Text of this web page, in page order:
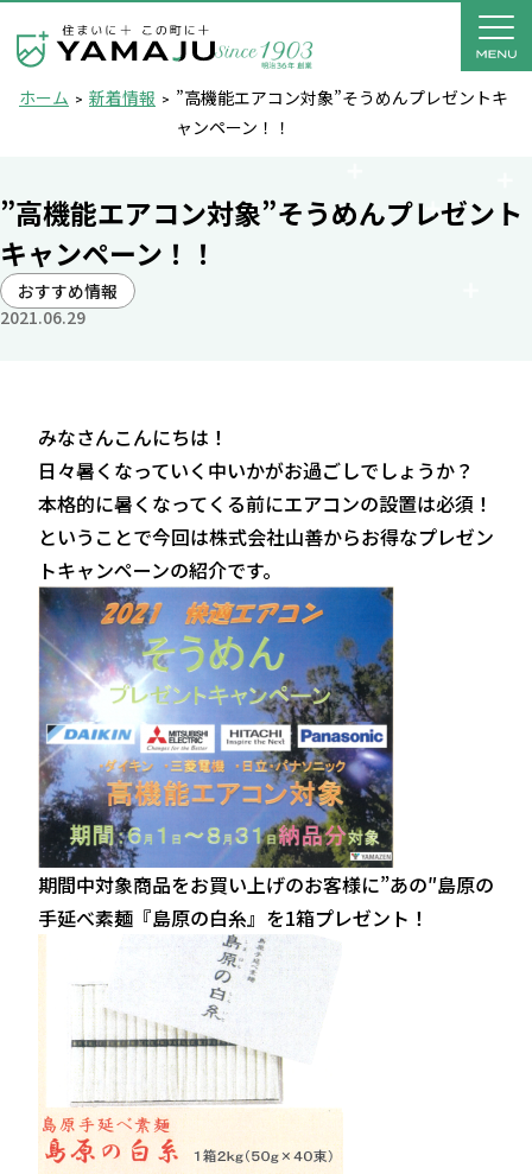
ホーム 新着情報
”高機能エアコン対象”そうめんプレゼントキ
ャンペーン！！
”高機能エアコン対象”そうめんプレゼント
キャンペーン！！
おすすめ情報
2021.06.29
みなさんこんにちは！
日々暑くなっていく中いかがお過ごしでしょうか？
本格的に暑くなってくる前にエアコンの設置は必須！
ということで今回は株式会社山善からお得なプレゼン
トキャンペーンの紹介です。
期間中対象商品をお買い上げのお客様に”あの″島原の
手延べ素麺『島原の白糸』を1箱プレゼント！